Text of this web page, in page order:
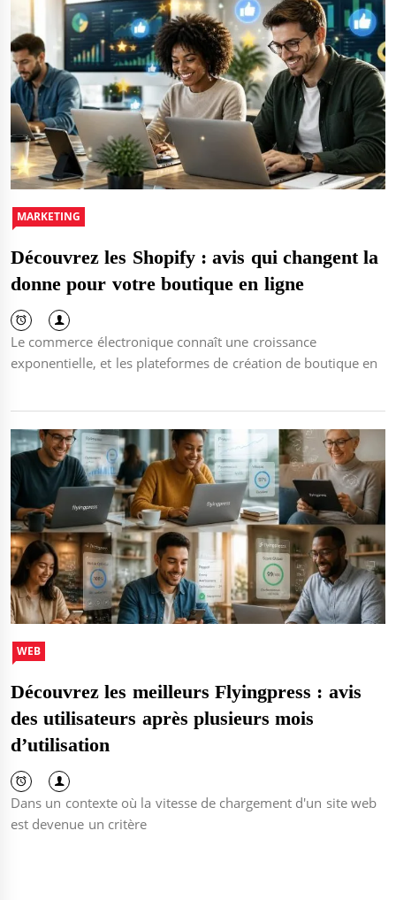
MARKETING
Découvrez les Shopify : avis qui changent la
donne pour votre boutique en ligne
Le commerce électronique connaît une croissance
exponentielle, et les plateformes de création de boutique en
WEB
Découvrez les meilleurs Flyingpress : avis
des utilisateurs après plusieurs mois
d’utilisation
Dans un contexte où la vitesse de chargement d'un site web
est devenue un critère